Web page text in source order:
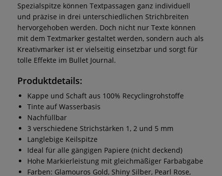
Spezialspitze können Textpassagen ganz individuell
und präzise in drei unterschiedlichen Strichbreiten
hervorgehoben werden. Doch nicht nur Texte können
mit dem Textmarker gestaltet werden, sondern auch als
Kreativmarker ist er vielseitig einsetzbar und sorgt für
tolle Effekte im Bullet Journal.
Produktdetails:
Kappe und Schaft aus 100% Recyclingrohstoffe
Tinte auf Wasserbasis
Nachfüllbar
3 verschiedene Strichstärken 1, 2 und 5 mm
Langlebige Keilspitze
Ideal für alle gängigen Papiere (nicht deckend)
Hohe Markierleistung mit gleichmäßiger Farbabgabe
Farben: Glamouros Gold, Shiny Silber, Pearl Rose,